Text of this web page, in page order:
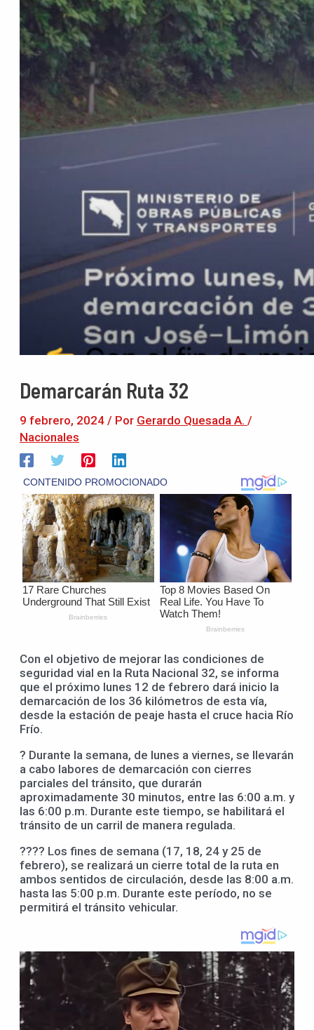
Demarcarán Ruta 32
9 febrero, 2024 / Por Gerardo Quesada A. /
Nacionales
Con el objetivo de mejorar las condiciones de
seguridad vial en la Ruta Nacional 32, se informa
que el próximo lunes 12 de febrero dará inicio la
demarcación de los 36 kilómetros de esta vía,
desde la estación de peaje hasta el cruce hacia Río
Frío.
? Durante la semana, de lunes a viernes, se llevarán
a cabo labores de demarcación con cierres
parciales del tránsito, que durarán
aproximadamente 30 minutos, entre las 6:00 a.m. y
las 6:00 p.m. Durante este tiempo, se habilitará el
tránsito de un carril de manera regulada.
???? Los fines de semana (17, 18, 24 y 25 de
febrero), se realizará un cierre total de la ruta en
ambos sentidos de circulación, desde las 8:00 a.m.
hasta las 5:00 p.m. Durante este período, no se
permitirá el tránsito vehicular.